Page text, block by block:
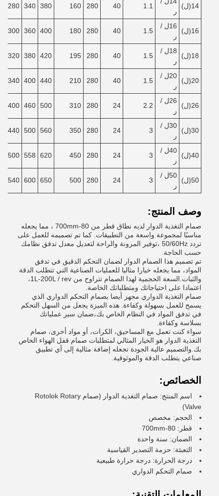
14(ل)
ر
1.1
40
280
160
380
340
280
16(ل)
16ل /
ر
1.5
40
280
180
400
360
300
18(ل)
18ل /
ر
1.5
40
280
195
420
380
320
20(ل)
20ل /
ر
1.5
40
280
210
440
400
340
26(ل)
26ل /
ر
2.2
24
280
310
500
460
400
30(ل)
30ل /
ر
3
24
280
350
560
500
440
40(ل)
40ل /
ر
3
24
280
450
620
558
500
50(ل)
50ل /
ر
3
24
280
500
650
600
540
وصف المنتج:
صمام التغذية الدوار لديه نطاق قطر من 80-700mm ، مما يجعله
مناسبًا لمجموعة واسعة من التطبيقات. كما تم تصميمه للعمل على
تردد 50/60Hz ،توفير المرونة والراحة لتعديل معدل تدفق نظامك
حسب الحاجة.
تم تصميم هذا الصمام الدوار لضمان التحكم الدقيق في تدفق
المواد، مما يجعله خيارا مثاليا للعمليات الصناعية التي تتطلب الدقة
والثبات.السعة الحجمية لهذا الصمام تتراوح من 1L-200L / rev،
اعتمادا على احتياجاتك ومتطلباتك الخاصة.
صمام التغذية الدواري مجهز أيضا بصمام التحكم الدواري الذي
يسمح للعمل بسهولة وكفاءة. هذه الميزة يجعل من السهل التحكم
في تدفق المواد في النظام الخاص بك،ضمان سير عملياتك
بسلاسة وكفاءة.
سواء كنت تعمل مع المساحيق، الكرات، أو مواد أخرى، صمام
التغذية الدوار هو الخيار المثالي لمتطلبات صمام قفل الهواء الخاص
بك.والتصميم عالية الجودة تجعله إضافة مثالية إلى أي تطبيق
صناعي يتطلب الدقة والموثوقية.
الخصائص:
اسم المنتج: صمام التغذية الدوار (صمام Rotolok Rotary
Valve)
الحجم: مخصص
قطر: 80-700mm
الضمان: سنة واحدة
التعبئة: حزمة التصدير القياسية
درجة الحرارة: درجة حرارة طبيعية
صمام التحكم الدواري